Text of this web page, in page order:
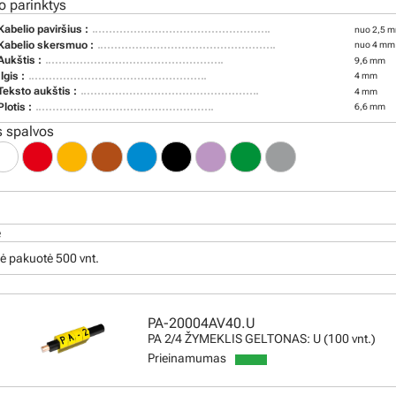
parinktys
paviršius : nuo 2,5
skersmuo : nuo 4
: 9,6 mm
: 4 mm
aukštis : 4 mm
: 6,6 mm
spalvos
pakuotė 500 vnt.
PA-20004AV40.U
PA 2/4 ŽYMEKLIS GELTONAS: U (100 vnt.)
Prieinamumas